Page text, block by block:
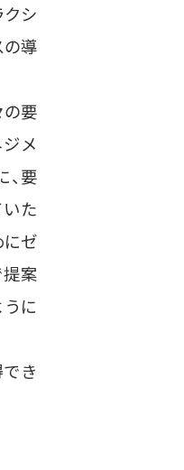
シ
の導
の要
メ
、要
た
にゼ
案
に
き